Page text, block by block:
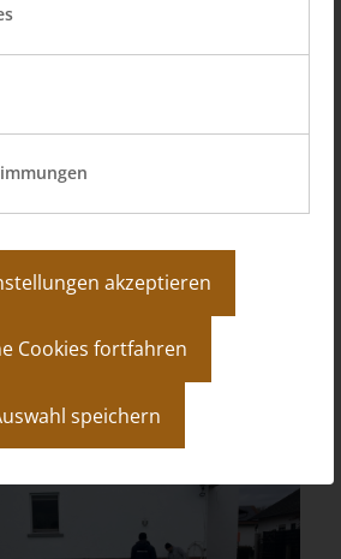
akzeptieren
Cookies fortfahren
speichern
Bungalows in